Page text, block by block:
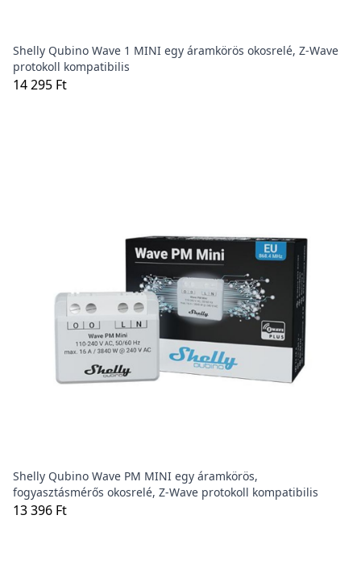
Shelly Qubino Wave 1 MINI egy áramkörös okosrelé, Z-Wave
protokoll kompatibilis
14 295 Ft
Shelly Qubino Wave PM MINI egy áramkörös,
fogyasztásmérős okosrelé, Z-Wave protokoll kompatibilis
13 396 Ft